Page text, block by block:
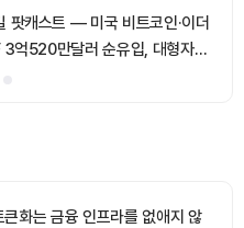
팟캐스트 — 미국 비트코인·이더
3억520만달러 순유입, 대형자산
화는 금융 인프라를 없애지 않